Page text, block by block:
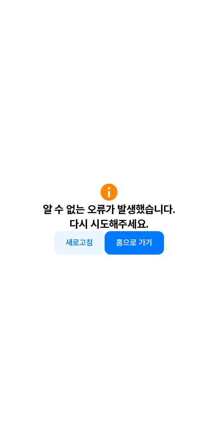
알 수 없는 오류가 발생했습니다.
다시 시도해주세요.
새로고침 홈으로 가기